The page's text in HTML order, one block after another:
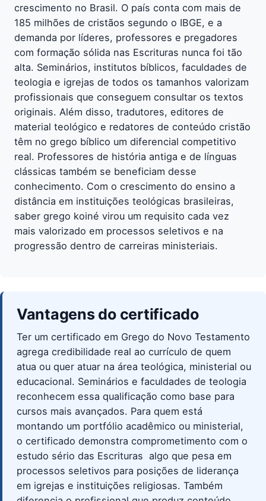
crescimento no Brasil. O país conta com mais de
185 milhões de cristãos segundo o IBGE, e a
demanda por líderes, professores e pregadores
com formação sólida nas Escrituras nunca foi tão
alta. Seminários, institutos bíblicos, faculdades de
teologia e igrejas de todos os tamanhos valorizam
profissionais que conseguem consultar os textos
originais. Além disso, tradutores, editores de
material teológico e redatores de conteúdo cristão
têm no grego bíblico um diferencial competitivo
real. Professores de história antiga e de línguas
clássicas também se beneficiam desse
conhecimento. Com o crescimento do ensino a
distância em instituições teológicas brasileiras,
saber grego koiné virou um requisito cada vez
mais valorizado em processos seletivos e na
progressão dentro de carreiras ministeriais.
Vantagens do certificado
Ter um certificado em Grego do Novo Testamento
agrega credibilidade real ao currículo de quem
atua ou quer atuar na área teológica, ministerial ou
educacional. Seminários e faculdades de teologia
reconhecem essa qualificação como base para
cursos mais avançados. Para quem está
montando um portfólio acadêmico ou ministerial,
o certificado demonstra comprometimento com o
estudo sério das Escrituras  algo que pesa em
processos seletivos para posições de liderança
em igrejas e instituições religiosas. Também